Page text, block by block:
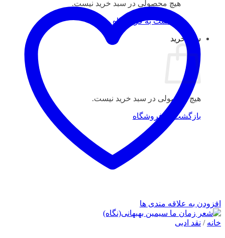
هیچ محصولی در سبد خرید نیست.
بازگشت به فروشگاه
سبد خرید
هیچ محصولی در سبد خرید نیست.
بازگشت به فروشگاه
افزودن به علاقه مندی ها
خانه / نقد ادبی